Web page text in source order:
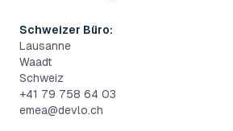
Schweizer Büro:
Lausanne
Waadt
Schweiz
+41 79 758 64 03
emea@devlo.ch